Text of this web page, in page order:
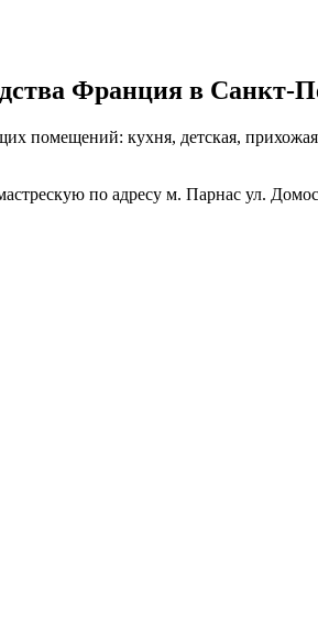
Франция в Санкт-
помещений: кухня, детская,
по адресу м. Парнас ул.